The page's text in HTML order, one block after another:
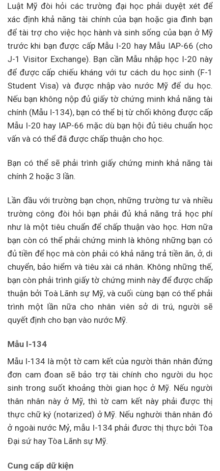
Luật Mỹ đòi hỏi các trường đại học phải duyệt xét để
xác định khả năng tài chính của bạn hoặc gia đình bạn
để tài trợ cho việc học hành và sinh sống của bạn ở Mỹ
trước khi bạn được cấp Mẫu I-20 hay Mẫu IAP-66 (cho
J-1 Visitor Exchange). Bạn cần Mẫu nhập học I-20 này
để được cấp chiếu kháng với tư cách du học sinh (F-1
Student Visa) và được nhập vào nước Mỹ để du học.
Nếu bạn không nộp đủ giấy tờ chứng minh khả năng tài
chính (Mẫu I-134), bạn có thể bị từ chối không được cấp
Mẫu I-20 hay IAP-66 mặc dù bạn hội đủ tiêu chuẩn học
vấn và có thể đã được chấp thuận cho học.
Bạn có thể sẽ phải trình giấy chứng minh khả năng tài
chính 2 hoặc 3 lần.
Lần đầu với trường bạn chọn, những trường tư và nhiều
trường công đòi hỏi bạn phải đủ khả năng trả học phí
như là một tiêu chuẩn để chấp thuận vào học. Hơn nữa
bạn còn có thể phải chứng minh là không những bạn có
đủ tiền để học mà còn phải có khả năng trả tiền ăn, ở, di
chuyển, bảo hiểm và tiêu xài cá nhân. Không những thế,
bạn còn phải trình giấy tờ chứng minh này để được chấp
thuận bởi Toà Lãnh sự Mỹ, và cuối cùng bạn có thể phải
trình một lần nữa cho nhân viên sở di trú, người sẽ
quyết định cho bạn vào nước Mỹ.
Mẫu I-134
Mẫu I-134 là một tờ cam kết của người thân nhân đứng
đơn cam đoan sẽ bảo trợ tài chính cho người du học
sinh trong suốt khoảng thời gian học ở Mỹ. Nếu người
thân nhân này ở Mỹ, thì tờ cam kết này phải được thị
thực chữ ký (notarized) ở Mỹ. Nếu nghười thân nhân đó
ở ngoài nước Mỷ, mẫu I-134 phải đươc thị thực bởi Tòa
Ðại sứ hay Tòa Lãnh sự Mỹ.
Cung cấp dữ kiện